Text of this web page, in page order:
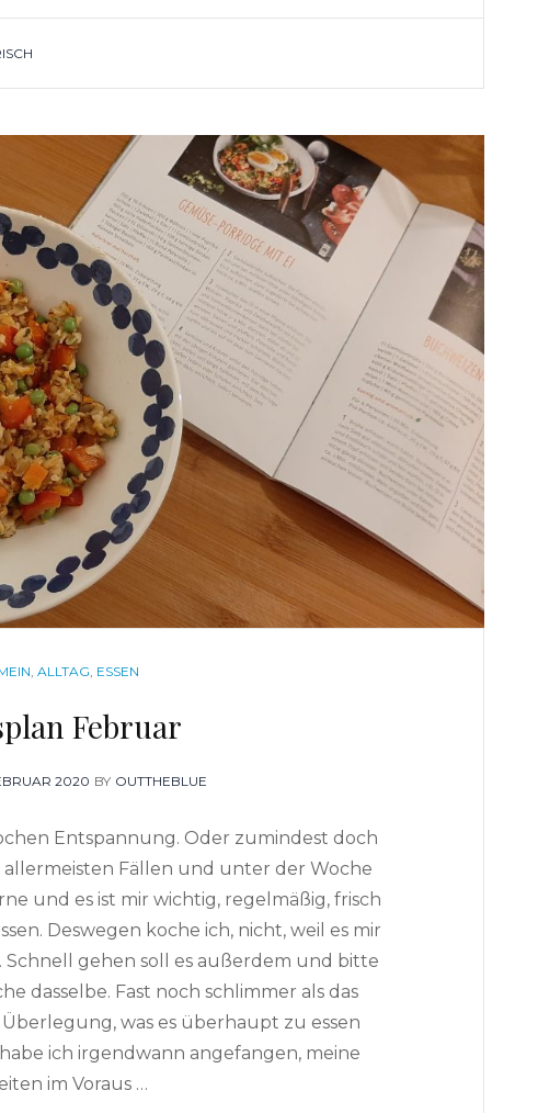
,ALLTAG, ESSEN
Februar
2020 BY OUTTHEBLUE
Entspannung. Oder zumindest doch
allermeisten Fällen und unter der Woche
und es ist mir wichtig, regelmäßig, frisch
Deswegen koche ich, nicht, weil es mir
Schnell gehen soll es außerdem und bitte
dasselbe. Fast noch schlimmer als das
was es überhaupt zu essen
ich irgendwann angefangen, meine
im Voraus …